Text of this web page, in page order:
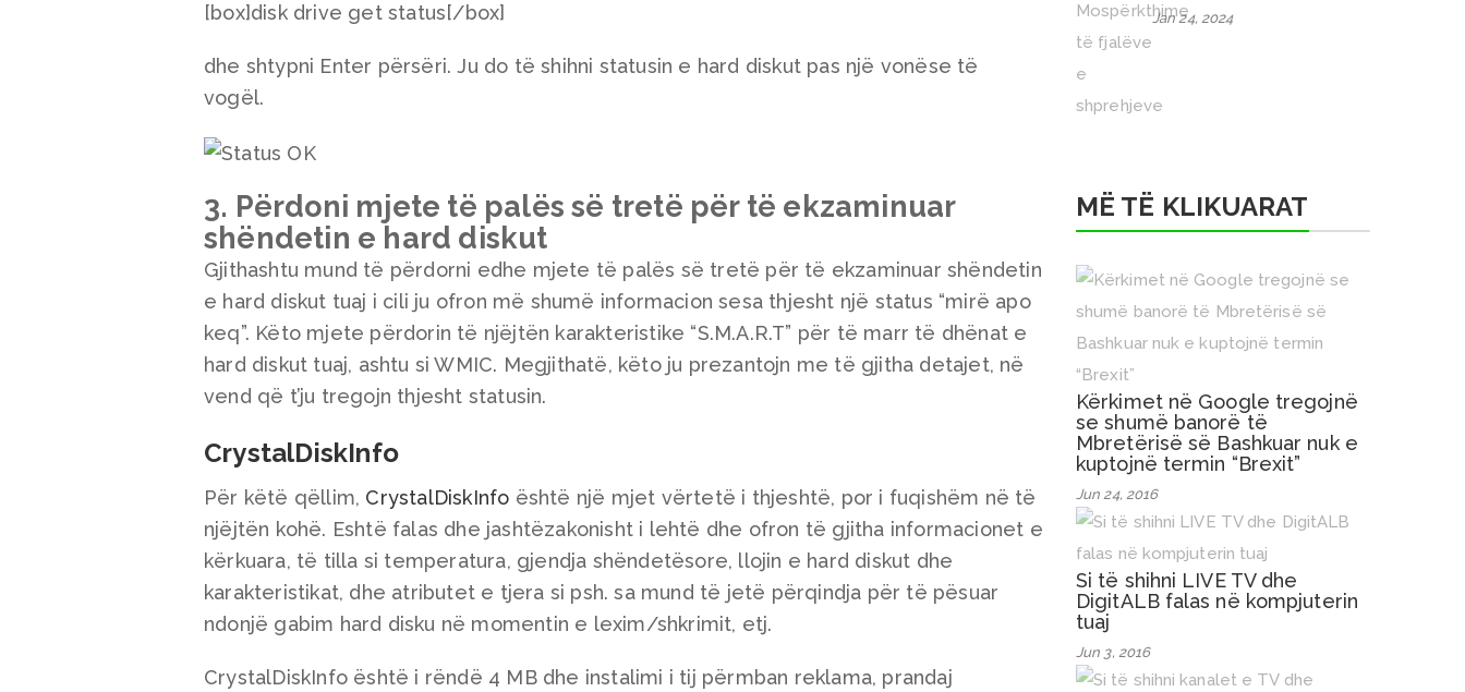
[box]disk drive get status[/box]
dhe shtypni Enter përsëri. Ju do të shihni statusin e hard diskut pas një vonëse të
vogël.
3. Përdoni mjete të palës së tretë për të ekzaminuar
shëndetin e hard diskut
Gjithashtu mund të përdorni edhe mjete të palës së tretë për të ekzaminuar shëndetin
e hard diskut tuaj i cili ju ofron më shumë informacion sesa thjesht një status “mirë apo
keq”. Këto mjete përdorin të njëjtën karakteristike “S.M.A.R.T” për të marr të dhënat e
hard diskut tuaj, ashtu si WMIC. Megjithatë, këto ju prezantojn me të gjitha detajet, në
vend që t’ju tregojn thjesht statusin.
CrystalDiskInfo
Për këtë qëllim, CrystalDiskInfo është një mjet vërtetë i thjeshtë, por i fuqishëm në të
njëjtën kohë. Eshtë falas dhe jashtëzakonisht i lehtë dhe ofron të gjitha informacionet e
kërkuara, të tilla si temperatura, gjendja shëndetësore, llojin e hard diskut dhe
karakteristikat, dhe atributet e tjera si psh. sa mund të jetë përqindja për të pësuar
ndonjë gabim hard disku në momentin e lexim/shkrimit, etj.
CrystalDiskInfo është i rëndë 4 MB dhe instalimi i tij përmban reklama, prandaj
Jan 24, 2024
MË TË KLIKUARAT
Kërkimet në Google tregojnë
se shumë banorë të
Mbretërisë së Bashkuar nuk e
kuptojnë termin “Brexit”
Jun 24, 2016
Si të shihni LIVE TV dhe
DigitALB falas në kompjuterin
tuaj
Jun 3, 2016